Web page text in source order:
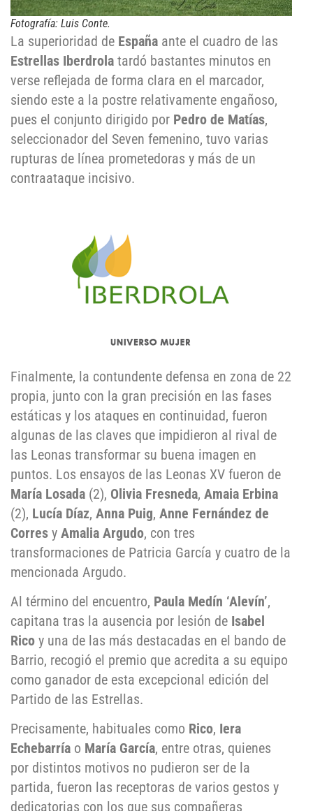
Fotografía: Luis Conte.
La superioridad de España ante el cuadro de las
Estrellas Iberdrola tardó bastantes minutos en
verse reflejada de forma clara en el marcador,
siendo este a la postre relativamente engañoso,
pues el conjunto dirigido por Pedro de Matías,
seleccionador del Seven femenino, tuvo varias
rupturas de línea prometedoras y más de un
contraataque incisivo.
Finalmente, la contundente defensa en zona de 22
propia, junto con la gran precisión en las fases
estáticas y los ataques en continuidad, fueron
algunas de las claves que impidieron al rival de
las Leonas transformar su buena imagen en
puntos. Los ensayos de las Leonas XV fueron de
María Losada (2), Olivia Fresneda, Amaia Erbina
(2), Lucía Díaz, Anna Puig, Anne Fernández de
Corres y Amalia Argudo, con tres
transformaciones de Patricia García y cuatro de la
mencionada Argudo.
Al término del encuentro, Paula Medín ‘Alevín’,
capitana tras la ausencia por lesión de Isabel
Rico y una de las más destacadas en el bando de
Barrio, recogió el premio que acredita a su equipo
como ganador de esta excepcional edición del
Partido de las Estrellas.
Precisamente, habituales como Rico, Iera
Echebarría o María García, entre otras, quienes
por distintos motivos no pudieron ser de la
partida, fueron las receptoras de varios gestos y
dedicatorias con los que sus compañeras